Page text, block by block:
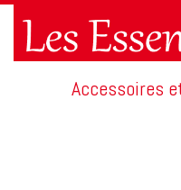
Accessoires